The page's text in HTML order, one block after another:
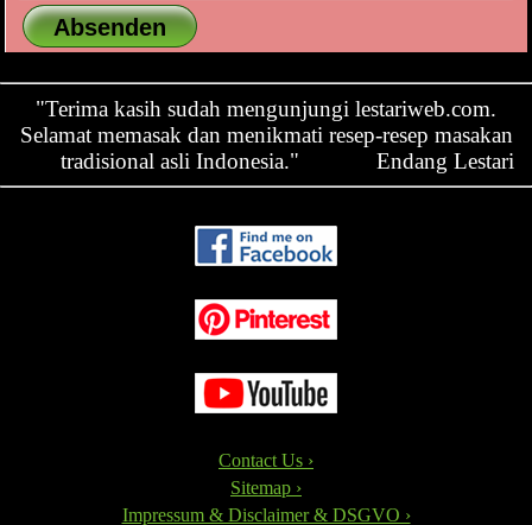
"Terima kasih sudah mengunjungi lestariweb.com.
Selamat memasak dan menikmati resep-resep masakan
tradisional asli Indonesia."
Endang Lestari
Contact Us ›
Sitemap ›
Impressum & Disclaimer & DSGVO ›